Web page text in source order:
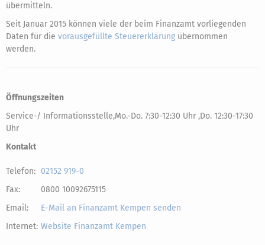
übermitteln.
Seit Januar 2015 können viele der beim Finanzamt vorliegenden
Daten für die vorausgefüllte Steuererklärung übernommen
werden.
Öffnungszeiten
Service-/ Informationsstelle,Mo.-Do. 7:30-12:30 Uhr ,Do. 12:30-17:30
Uhr
Kontakt
Telefon: 02152 919-0
Fax:
0800 10092675115
Email:
E-Mail an Finanzamt Kempen senden
Internet: Website Finanzamt Kempen